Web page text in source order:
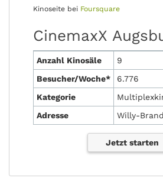
Kinoseite bei Foursquare
CinemaxX
Anzahl Kinosäle
9
Besucher/Woche*
6.776
Kategorie
Adresse
Willy-
Jetzt starten